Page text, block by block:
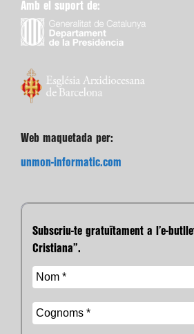
Amb el suport de:
Web maquetada per:
unmon-informatic.com
Subscriu-te gratuïtament a l’e-
Cristiana”.